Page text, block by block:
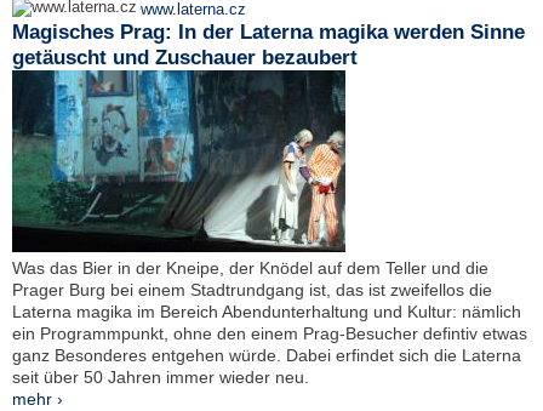
www.laterna.cz
Magisches Prag: In der Laterna magika werden Sinne
getäuscht und Zuschauer bezaubert
Was das Bier in der Kneipe, der Knödel auf dem Teller und die
Prager Burg bei einem Stadtrundgang ist, das ist zweifellos die
Laterna magika im Bereich Abendunterhaltung und Kultur: nämlich
ein Programmpunkt, ohne den einem Prag-Besucher defintiv etwas
ganz Besonderes entgehen würde. Dabei erfindet sich die Laterna
seit über 50 Jahren immer wieder neu.
mehr ›